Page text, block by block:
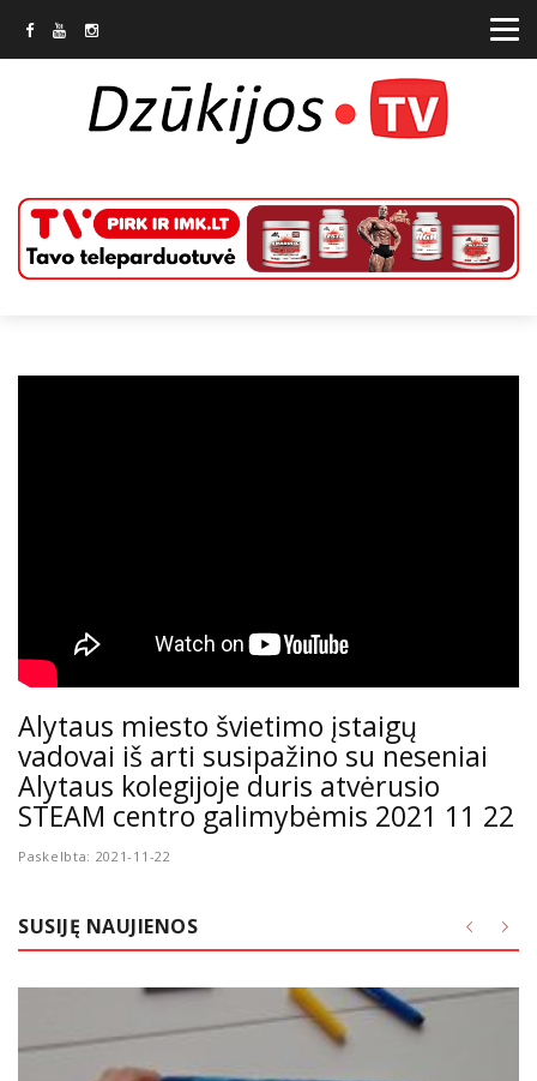
Alytaus miesto švietimo įstaigų
vadovai iš arti susipažino su neseniai
Alytaus kolegijoje duris atvėrusio
STEAM centro galimybėmis 2021 11 22
Paskelbta: 2021-11-22
SUSIJĘ NAUJIENOS